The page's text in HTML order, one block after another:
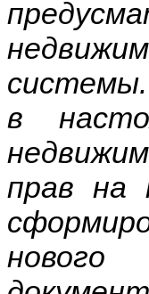
в
прав на
нового